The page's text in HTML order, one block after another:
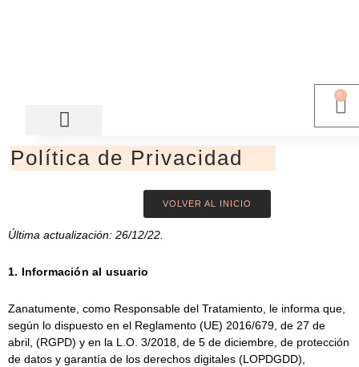
0
Política de Privacidad
VOLVER AL INICIO
Última actualización: 26/12/22.
1. Información al usuario
Zanatumente, como Responsable del Tratamiento, le informa que,
según lo dispuesto en el Reglamento (UE) 2016/679, de 27 de
abril, (RGPD) y en la L.O. 3/2018, de 5 de diciembre, de protección
de datos y garantía de los derechos digitales (LOPDGDD),